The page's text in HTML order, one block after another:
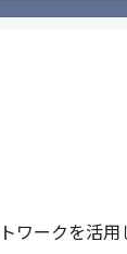
ワークを活用